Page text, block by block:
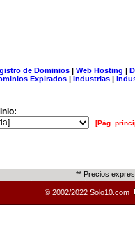
de Dominios| Web Hosting |
Expirados | Industrias |
[Pág.
** Precios
© 2002/2022 Solo10.com